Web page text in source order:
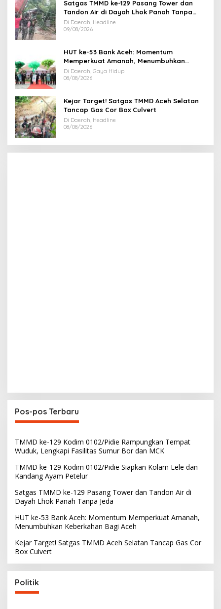
Satgas TMMD ke-129 Pasang Tower dan
Tandon Air di Dayah Lhok Panah Tanpa
Jeda
Di Daerah, Headline
09/08/2026
HUT ke-53 Bank Aceh: Momentum
Memperkuat Amanah, Menumbuhkan
Keberkahan Bagi Aceh
Di Daerah, Gaya Hidup
08/08/2026
Kejar Target! Satgas TMMD Aceh Selatan
Tancap Gas Cor Box Culvert
Di Daerah, Headline
08/08/2026
Pos-pos Terbaru
TMMD ke-129 Kodim 0102/Pidie Rampungkan Tempat
Wuduk, Lengkapi Fasilitas Sumur Bor dan MCK
TMMD ke-129 Kodim 0102/Pidie Siapkan Kolam Lele dan
Kandang Ayam Petelur
Satgas TMMD ke-129 Pasang Tower dan Tandon Air di
Dayah Lhok Panah Tanpa Jeda
HUT ke-53 Bank Aceh: Momentum Memperkuat Amanah,
Menumbuhkan Keberkahan Bagi Aceh
Kejar Target! Satgas TMMD Aceh Selatan Tancap Gas Cor
Box Culvert
Politik